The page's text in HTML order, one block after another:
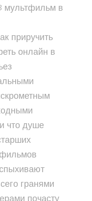
мультфильм в
приручить
онлайн в
что душе
гранями